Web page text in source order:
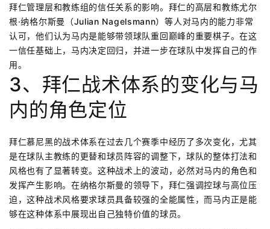
拜仁管理层和教练组的信任关系的影响。拜仁的高层和教练尤尔
根·纳格尔斯曼（Julian Nagelsmann）等人对马内的能力非常
认可，他们认为马内是能够带领球队重回巅峰的重要棋子。在这
一信任基础上，马内决定回归，并进一步在球队中发挥自己的作
用。
3、拜仁战术体系的变化与马
内的角色定位
拜仁慕尼黑的战术体系在过去几个赛季中经历了多次变化，尤其
是在球队主教练的更替和球员阵容的调整下，球队的整体打法和
风格也有了显著转变。这种战术上的波动，必然对马内的角色和
发挥产生影响。在纳格尔斯曼的领导下，拜仁强调控球与高位压
迫，这种战术风格要求球员具备较强的全能属性，而马内正是能
够在这种体系中展现出自己独特价值的球员。